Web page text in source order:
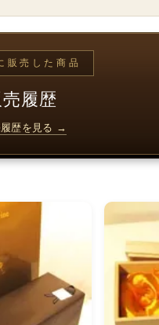
売した商品
履歴
履歴を見る →